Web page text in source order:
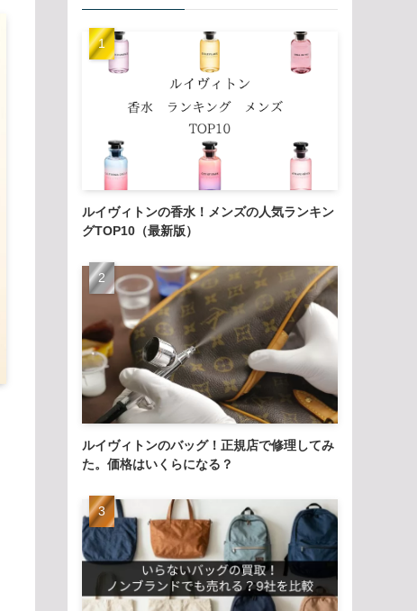
ルイヴィトンの香水！メンズの人気ランキン
グTOP10（最新版）
ルイヴィトンのバッグ！正規店で修理してみ
た。価格はいくらになる？